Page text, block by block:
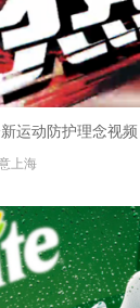
运动防护理念视频
上海